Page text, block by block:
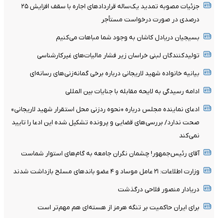
جزئیات مصوبه تمدید یک‌ساله قرارداد‌های اجاره با سقف افزایش ۲۵
درصدی در صورت درخواست مستأجر
بسیجیان‌ دریادل‌ کاشان به‌ وجود شما مباهات می‌کنیم
تولیدکنندگان لبنی خراسان زیر فشار مالیات‌های غیرکارشناسی
بیانیه خانواده شهید لاریجانی درباره برخی گمانه‌زنی‌های رسانه‌ای
ادامه رسیدگی به لایحه مقابله با جنایات بین المللی
ادعای نماینده مجلس درباره «نحوه ردزنی محل استقرار شهید لاریجانی»
صحت ندارد/ بررسی‌های قضایی و پرونده تشکیل شده این ادعا را تایید
نمی‌کند
آقای رئیس‌جمهور! چشمان نگران جامعه به گام‌های استوار شماست
وزارت اطلاعات: ۲۱ عامل موساد و ۴ عضو باندهای مسلح بازداشت شدند
دریادار منصور فلاحی درگذشت
برای ایران حاکمیت بر تنگه هرمز از هسته‌ای هم مهم‌تر است